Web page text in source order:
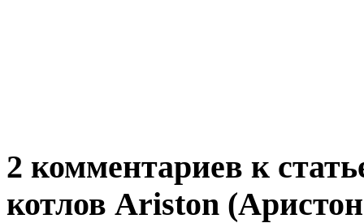
2 комментариев к
котлов Ariston